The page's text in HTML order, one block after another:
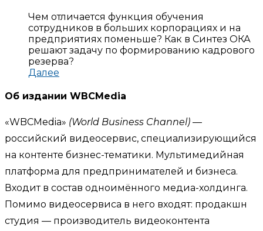
Чем отличается функция обучения
сотрудников в больших корпорациях и на
предприятиях поменьше? Как в Синтез ОКА
решают задачу по формированию кадрового
резерва?
Далее
Об издании WBCMedia
«WBCMedia» (World Business Channel) —
российский видеосервис, специализирующийся
на контенте бизнес-тематики. Мультимедийная
платформа для предпринимателей и бизнеса.
Входит в состав одноимённого медиа-холдинга.
Помимо видеосервиса в него входят: продакшн
студия — производитель видеоконтента